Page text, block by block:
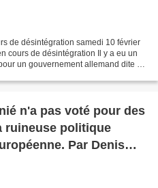
de désintégration samedi 10 février
cours de désintégration Il y a eu un
un gouvernement allemand dite de
n'a pas voté pour des
ruineuse politique
Par Denis